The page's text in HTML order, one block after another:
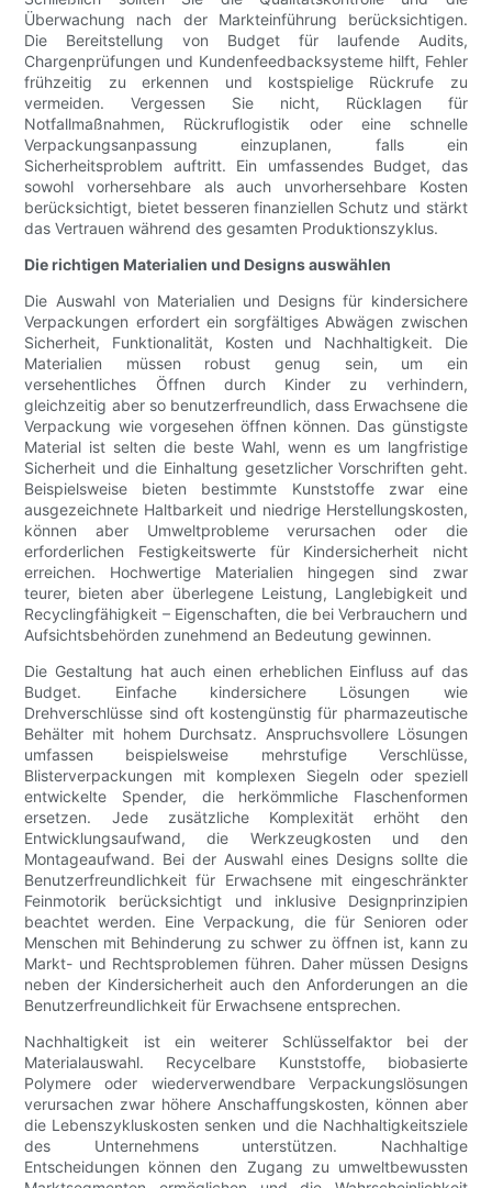
Überwachung nach der Markteinführung berücksichtigen.
Die Bereitstellung von Budget für laufende Audits,
Chargenprüfungen und Kundenfeedbacksysteme hilft, Fehler
frühzeitig zu erkennen und kostspielige Rückrufe zu
vermeiden. Vergessen Sie nicht, Rücklagen für
Notfallmaßnahmen, Rückruflogistik oder eine schnelle
Verpackungsanpassung einzuplanen, falls ein
Sicherheitsproblem auftritt. Ein umfassendes Budget, das
sowohl vorhersehbare als auch unvorhersehbare Kosten
berücksichtigt, bietet besseren finanziellen Schutz und stärkt
das Vertrauen während des gesamten Produktionszyklus.
Die richtigen Materialien und Designs auswählen
Die Auswahl von Materialien und Designs für kindersichere
Verpackungen erfordert ein sorgfältiges Abwägen zwischen
Sicherheit, Funktionalität, Kosten und Nachhaltigkeit. Die
Materialien müssen robust genug sein, um ein
versehentliches Öffnen durch Kinder zu verhindern,
gleichzeitig aber so benutzerfreundlich, dass Erwachsene die
Verpackung wie vorgesehen öffnen können. Das günstigste
Material ist selten die beste Wahl, wenn es um langfristige
Sicherheit und die Einhaltung gesetzlicher Vorschriften geht.
Beispielsweise bieten bestimmte Kunststoffe zwar eine
ausgezeichnete Haltbarkeit und niedrige Herstellungskosten,
können aber Umweltprobleme verursachen oder die
erforderlichen Festigkeitswerte für Kindersicherheit nicht
erreichen. Hochwertige Materialien hingegen sind zwar
teurer, bieten aber überlegene Leistung, Langlebigkeit und
Recyclingfähigkeit – Eigenschaften, die bei Verbrauchern und
Aufsichtsbehörden zunehmend an Bedeutung gewinnen.
Die Gestaltung hat auch einen erheblichen Einfluss auf das
Budget. Einfache kindersichere Lösungen wie
Drehverschlüsse sind oft kostengünstig für pharmazeutische
Behälter mit hohem Durchsatz. Anspruchsvollere Lösungen
umfassen beispielsweise mehrstufige Verschlüsse,
Blisterverpackungen mit komplexen Siegeln oder speziell
entwickelte Spender, die herkömmliche Flaschenformen
ersetzen. Jede zusätzliche Komplexität erhöht den
Entwicklungsaufwand, die Werkzeugkosten und den
Montageaufwand. Bei der Auswahl eines Designs sollte die
Benutzerfreundlichkeit für Erwachsene mit eingeschränkter
Feinmotorik berücksichtigt und inklusive Designprinzipien
beachtet werden. Eine Verpackung, die für Senioren oder
Menschen mit Behinderung zu schwer zu öffnen ist, kann zu
Markt- und Rechtsproblemen führen. Daher müssen Designs
neben der Kindersicherheit auch den Anforderungen an die
Benutzerfreundlichkeit für Erwachsene entsprechen.
Nachhaltigkeit ist ein weiterer Schlüsselfaktor bei der
Materialauswahl. Recycelbare Kunststoffe, biobasierte
Polymere oder wiederverwendbare Verpackungslösungen
verursachen zwar höhere Anschaffungskosten, können aber
die Lebenszykluskosten senken und die Nachhaltigkeitsziele
des Unternehmens unterstützen. Nachhaltige
Entscheidungen können den Zugang zu umweltbewussten